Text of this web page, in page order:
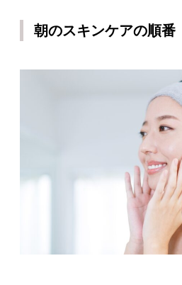
朝のスキンケアの順番